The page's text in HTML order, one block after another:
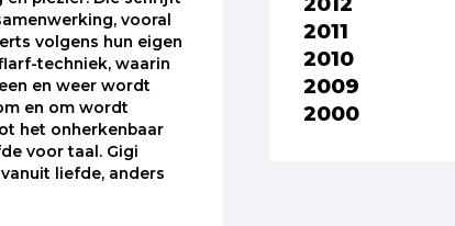
vooral
volgens hun eigen
techniek, waarin
en weer wordt
en om wordt
het onherkenbaar
voor taal. Gigi
liefde, anders
2011
2010
2009
2000